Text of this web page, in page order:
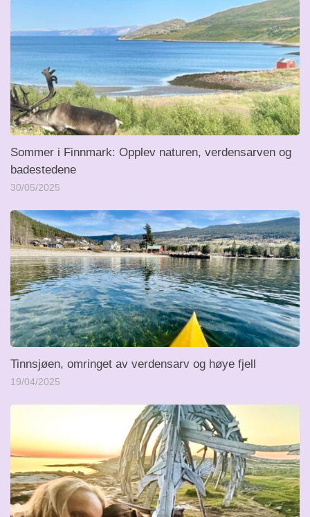
Sommer i Finnmark: Opplev naturen, verdensarven og
badestedene
30/05/2025
Tinnsjøen, omringet av verdensarv og høye fjell
19/04/2025